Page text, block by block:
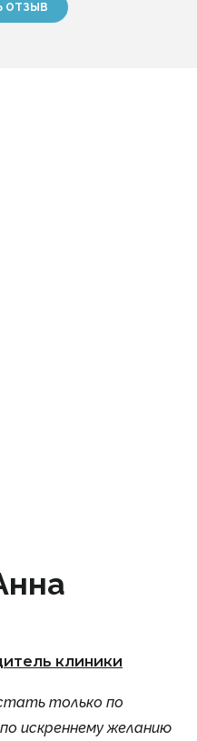
ОТЗЫВ
клиники
только по
искреннему желанию